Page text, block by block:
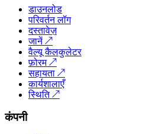
डाउनलोड
परिवर्तन लॉग
दस्तावेज़
जानें↗
वैल्यू कैलकुलेटर
फ़ोरम↗
सहायता ↗
कार्यशालाएँ
स्थिति↗
कंपनी